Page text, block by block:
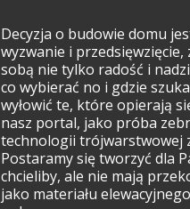
Decyzja o budowie domu
wyzwanie i
sobą nie tylko radość i
co wybierać no i gdzie
wyłowić te, które opierają
nasz portal, jako próba
technologii trójwarstwowej
Postaramy się tworzyć dla
chcieliby, ale nie mają
jako materiału